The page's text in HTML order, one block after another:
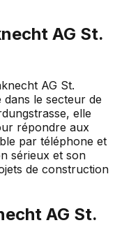
AG St.
AG St.
dans le secteur de
elle
répondre aux
par téléphone et
sérieux et son
de construction
AG St.